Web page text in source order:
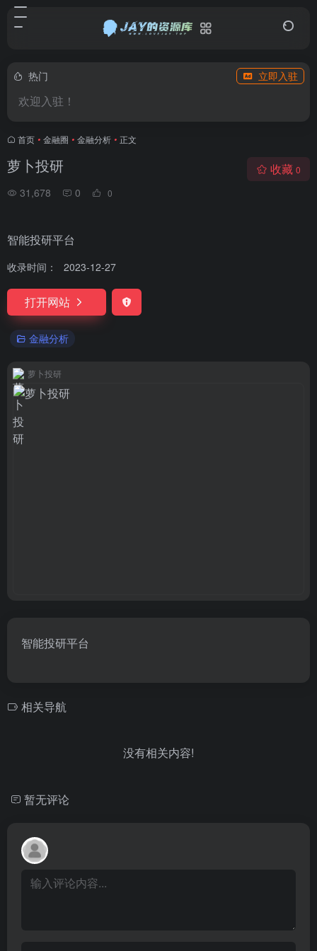
热门 立即入驻
欢迎入驻！
首页 • 金融圈 • 金融分析 • 正文
萝卜投研
31,678 0 0
收藏 0
智能投研平台
收录时间： 2023-12-27
打开网站
金融分析
萝卜投研
智能投研平台
相关导航
没有相关内容!
暂无评论